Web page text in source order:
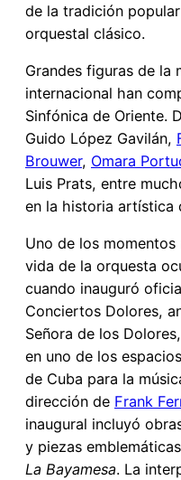
de la tradición
orquestal clásico.
Grandes figuras de la
internacional han
Sinfónica de Oriente.
Guido López Gavilán,
Brouwer, Omara
Luis Prats, entre
en la historia artística
Uno de los momentos
vida de la orquesta
cuando inauguró
Conciertos Dolores,
Señora de los
en uno de los
de Cuba para la
dirección de Frank
inaugural incluyó
y piezas
La Bayamesa. La